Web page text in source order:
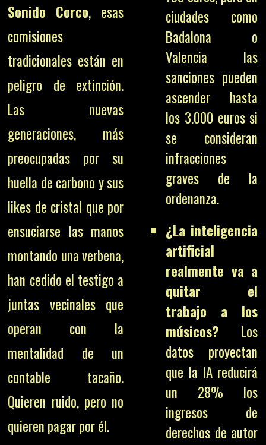
Sonido Corco, esas
comisiones
tradicionales están en
peligro de extinción.
Las nuevas
generaciones, más
preocupadas por su
huella de carbono y sus
likes de cristal que por
ensuciarse las manos
montando una verbena,
han cedido el testigo a
juntas vecinales que
operan con la
mentalidad de un
contable tacaño.
Quieren ruido, pero no
quieren pagar por él.
ciudades como
Badalona o
Valencia las
sanciones pueden
ascender hasta
los 3.000 euros si
se consideran
infracciones
graves de la
ordenanza.
¿La inteligencia
artificial
realmente va a
quitar el
trabajo a los
músicos? Los
datos proyectan
que la IA reducirá
un 28% los
ingresos de
derechos de autor